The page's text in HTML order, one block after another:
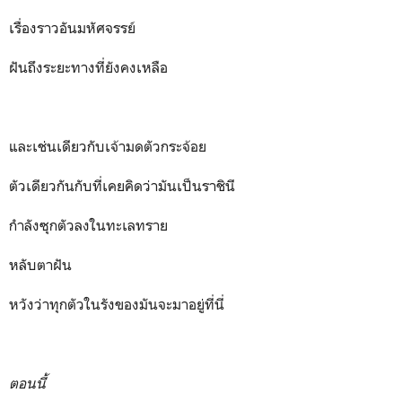
เรื่องราวอันมหัศจรรย์
ฝันถึงระยะทางที่ยังคงเหลือ
และเช่นเดียวกับเจ้ามดตัวกระจ้อย
ตัวเดียวกันกับที่เคยคิดว่ามันเป็นราชินี
กำลังซุกตัวลงในทะเลทราย
หลับตาฝัน
หวังว่าทุกตัวในรังของมันจะมาอยู่ที่นี่
ตอนนี้